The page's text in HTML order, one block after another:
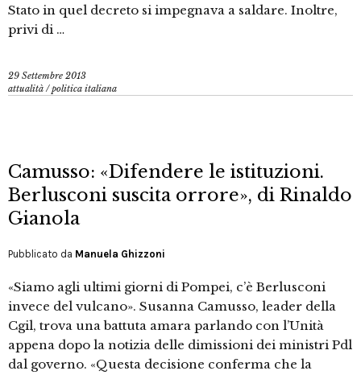
Stato in quel decreto si impegnava a saldare. Inoltre,
privi di …
29 Settembre 2013
attualità /politica italiana
Camusso: «Difendere le istituzioni.
Berlusconi suscita orrore», di Rinaldo
Gianola
Pubblicato da Manuela Ghizzoni
«Siamo agli ultimi giorni di Pompei, c’è Berlusconi
invece del vulcano». Susanna Camusso, leader della
Cgil, trova una battuta amara parlando con l’Unità
appena dopo la notizia delle dimissioni dei ministri Pdl
dal governo. «Questa decisione conferma che la